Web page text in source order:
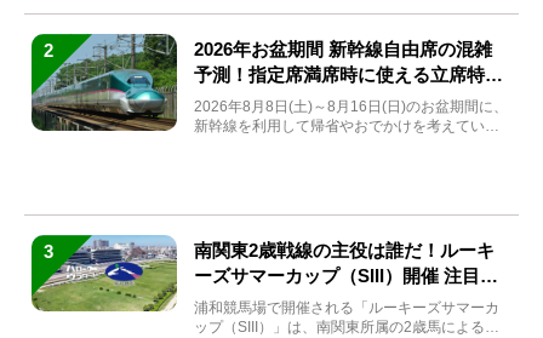
2
2026年お盆期間 新幹線自由席の混雑
予測！指定席満席時に使える立席特急
券も解説
2026年8月8日(土)～8月16日(日)のお盆期間に、
新幹線を利用して帰省やおでかけを考えている
3
南関東2歳戦線の主役は誰だ！ルーキ
ーズサマーカップ（SIII）開催 注目馬
と見どころをチェック
浦和競馬場で開催される「ルーキーズサマーカ
ップ（SIII）」は、南関東所属の2歳馬による注